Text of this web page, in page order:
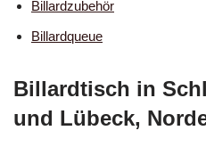
Billardzubehör
Billardqueue
Billardtisch in
und Lübeck,